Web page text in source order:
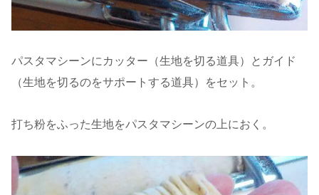
パスタマシーンにカッター（生地を切る道具）とガイド
（生地を切るのをサポートする道具）をセット。
打ち粉をふった生地をパスタマシーンの上におく。